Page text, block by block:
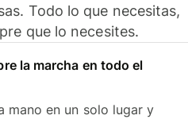
Todo lo que necesitas,
que lo necesites.
la marcha en todo el
mano en un solo lugar y